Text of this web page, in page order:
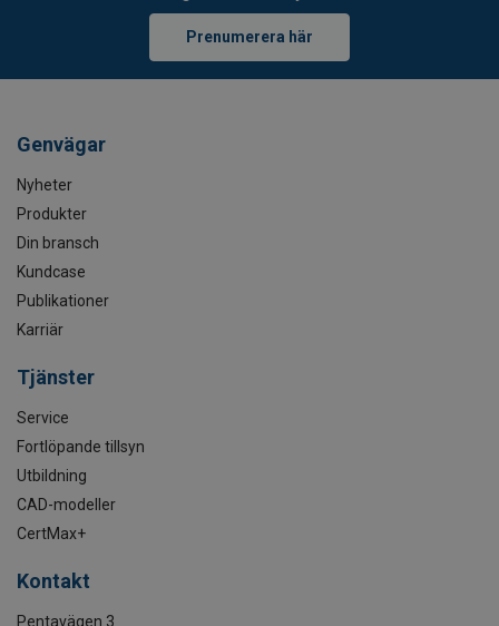
Prenumerera här
Genvägar
Nyheter
Produkter
Din bransch
Kundcase
Publikationer
Karriär
Tjänster
Service
Fortlöpande tillsyn
Utbildning
CAD-modeller
CertMax+
Kontakt
Pentavägen 3